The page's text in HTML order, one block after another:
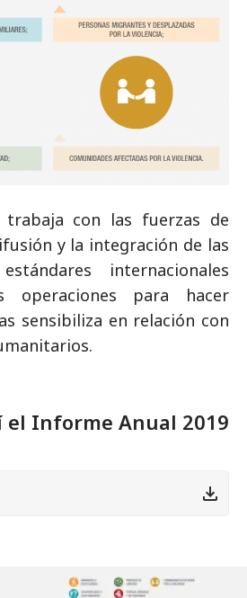
trabaja con las fuerzas de
y la integración de las
internacionales
operaciones para hacer
sensibiliza en relación con
el Informe Anual 2019